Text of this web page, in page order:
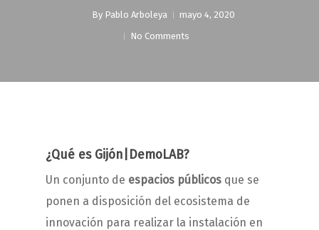
By Pablo Arboleya
mayo 4, 2020
No Comments
¿Qué es Gijón|DemoLAB?
Un conjunto de espacios públicos que se
ponen a disposición del ecosistema de
innovación para realizar la instalación en